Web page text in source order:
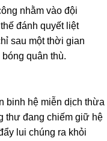
nhằm vào đội
đánh quyết liệt
sau một thời gian
quân thù.
binh hệ miễn dịch thừa
thư đang chiếm giữ hệ
lui chúng ra khỏi